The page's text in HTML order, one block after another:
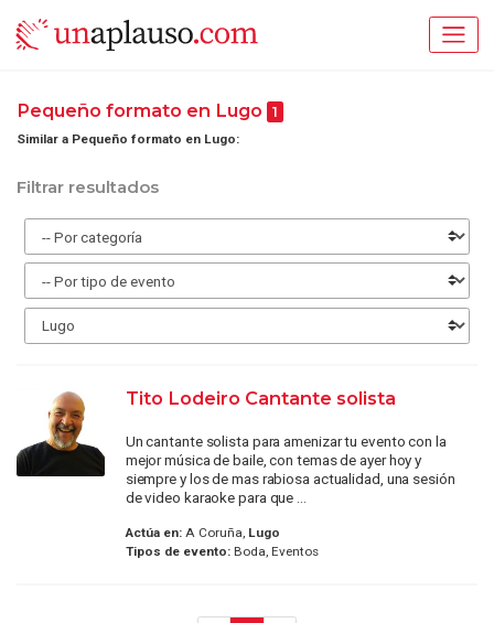
Pequeño formato en Lugo 1
Similar a Pequeño formato en Lugo:
Filtrar resultados
Tito Lodeiro Cantante solista
Un cantante solista para amenizar tu evento con la
mejor música de baile, con temas de ayer hoy y
siempre y los de mas rabiosa actualidad, una sesión
de video karaoke para que ...
Actúa en:A Coruña, Lugo
Tipos de evento:Boda, Eventos